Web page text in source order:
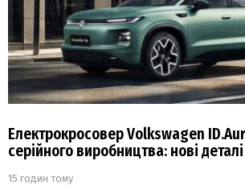
Електрокросовер Volkswagen
серійного виробництва: нові деталі
15 годин тому